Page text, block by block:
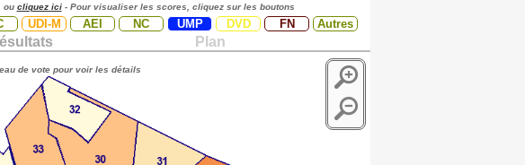
ou cliquez ici- Pour visualiser les scores, cliquez sur les boutons
UDI-M AEI NC UMP DVD FN Autres
Plan
de vote pour voir les détails